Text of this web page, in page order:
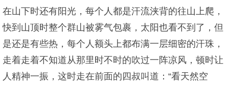
在山下时还有阳光，每个人都是汗流浃背的往山上爬，
快到山顶时整个群山被雾气包裹，太阳也看不到了，但
是还是有些热，每个人额头上都布满一层细密的汗珠，
走着走着不知道从那里时不时的吹过一阵凉风，顿时让
人精神一振，这时走在前面的四叔叫道：“看天然空